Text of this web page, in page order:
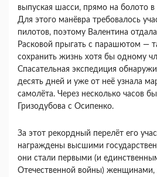
выпуская шасси, прямо на болото
Для этого манёвра требовалось
пилотов, поэтому Валентина
Расковой прыгать с парашютом —
сохранить жизнь хотя бы одному
Спасательная экспедиция
десять дней и уже от неё узнала
самолёта. Через несколько часов
Гризодубова с Осипенко.
За этот рекордный перелёт его
награждены высшими
они стали первыми (и
Отечественной войны) женщинами,